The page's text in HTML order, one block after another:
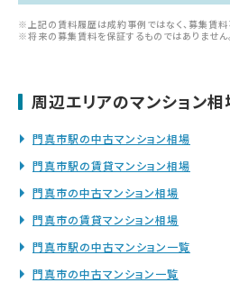
※上記の賃料履歴は成約事例ではなく、募集賃料
※将来の募集賃料を保証するものではありません
周辺エリアのマンション
門真市駅の中古マンション相場
門真市駅の賃貸マンション相場
門真市の中古マンション相場
門真市の賃貸マンション相場
門真市駅の中古マンション一覧
門真市の中古マンション一覧